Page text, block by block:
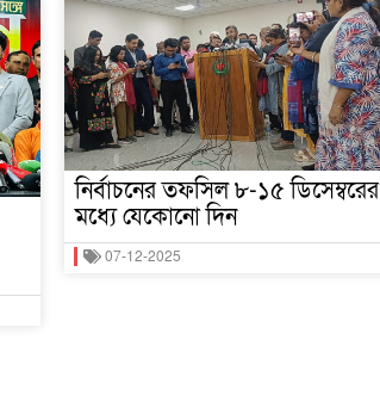
নির্বাচনের তফসিল ৮-১৫ ডিসেম্বরের
মধ্যে যেকোনো দিন
07-12-2025